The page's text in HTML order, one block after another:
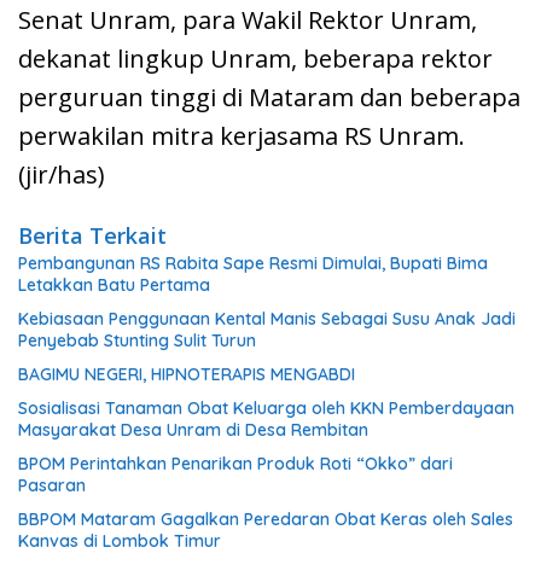
Senat Unram, para Wakil Rektor Unram,
dekanat lingkup Unram, beberapa rektor
perguruan tinggi di Mataram dan beberapa
perwakilan mitra kerjasama RS Unram.
(jir/has)
Berita Terkait
Pembangunan RS Rabita Sape Resmi Dimulai, Bupati Bima
Letakkan Batu Pertama
Kebiasaan Penggunaan Kental Manis Sebagai Susu Anak Jadi
Penyebab Stunting Sulit Turun
BAGIMU NEGERI, HIPNOTERAPIS MENGABDI
Sosialisasi Tanaman Obat Keluarga oleh KKN Pemberdayaan
Masyarakat Desa Unram di Desa Rembitan
BPOM Perintahkan Penarikan Produk Roti “Okko” dari
Pasaran
BBPOM Mataram Gagalkan Peredaran Obat Keras oleh Sales
Kanvas di Lombok Timur